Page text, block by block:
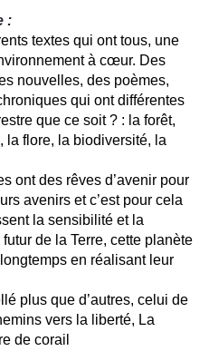
:
textes qui ont tous, une
à cœur. Des
nouvelles, des poèmes,
qui ont différentes
que ce soit ? : la forêt,
la flore, la biodiversité, la
ont des rêves d’avenir pour
avenirs et c’est pour cela
la sensibilité et la
de la Terre, cette planète
en réalisant leur
plus que d’autres, celui de
vers la liberté, La
de corail